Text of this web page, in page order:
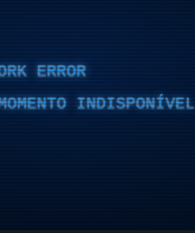
ERROR
INDISPONÍVEL